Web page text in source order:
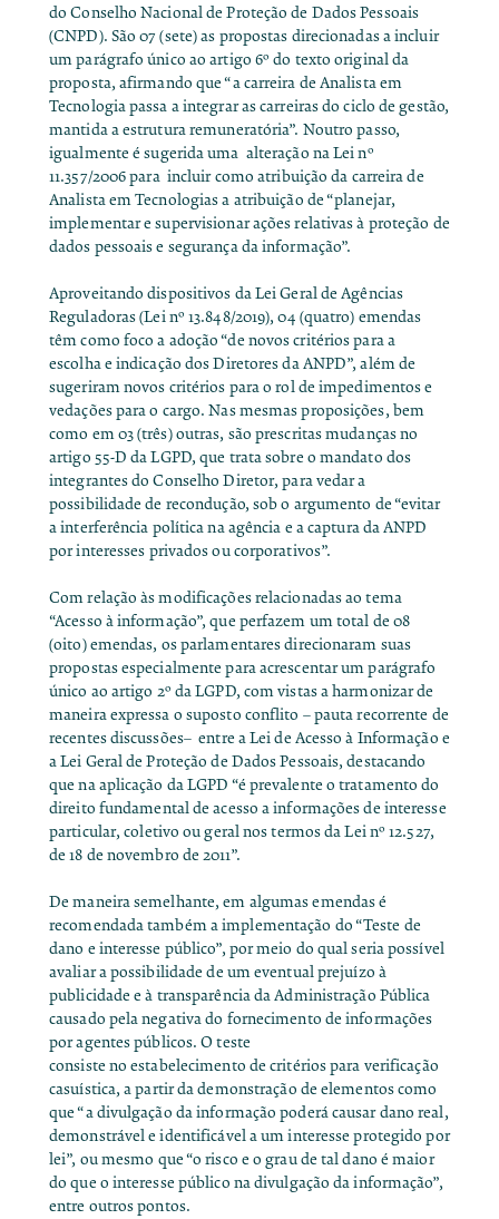
do Conselho Nacional de Proteção de Dados Pessoais
(CNPD). São 07 (sete) as propostas direcionadas a incluir
um parágrafo único ao artigo 6º do texto original da
proposta, afirmando que “a carreira de Analista em
Tecnologia passa a integrar as carreiras do ciclo de gestão,
mantida a estrutura remuneratória”. Noutro passo,
igualmente é sugerida uma alteração naLei nº
11.357/2006para incluir como atribuição da carreira de
Analista em Tecnologias a atribuição de “planejar,
implementar e supervisionar ações relativas à proteção de
dados pessoais e segurança da informação”.
Aproveitando dispositivos da Lei Geral de Agências
Reguladoras (Lei nº 13.848/2019), 04 (quatro) emendas
têm como foco a adoção “de novos critérios para a
escolha e indicação dos Diretores da ANPD”, além de
sugeriram novos critérios para o rol de impedimentos e
vedações para o cargo. Nas mesmas proposições, bem
como em 03 (três) outras, são prescritas mudanças no
artigo 55-D da LGPD, que trata sobre o mandato dos
integrantes do Conselho Diretor, para vedar a
possibilidade de recondução, sob o argumento de “evitar
a interferência política na agência e a captura da ANPD
por interesses privados ou corporativos”.
Com relação às modificações relacionadas ao tema
“Acesso à informação”, que perfazem um total de 08
(oito) emendas, os parlamentares direcionaram suas
propostas especialmente paraacrescentar um parágrafo
único ao artigo 2º da LGPD, com vistas a harmonizar de
maneira expressa o suposto conflito –pauta recorrente de
recentes discussões– entre a Lei de Acesso à Informação e
a Lei Geral de Proteção de Dados Pessoais, destacando
que na aplicação da LGPD “é prevalente o tratamento do
direito fundamental de acesso a informações de interesse
particular, coletivo ou geral nos termos da Lei nº 12.527,
de 18 de novembro de 2011”.
De maneira semelhante, em algumas emendas é
recomendada também a implementação do “Teste de
dano e interesse público”, por meio do qual seria possível
avaliar a possibilidade de um eventual prejuízo à
publicidade e à transparência da Administração Pública
causado pela negativa do fornecimento de informações
por agentes públicos. O teste
consiste no estabelecimento de critérios para verificação
casuística, a partir da demonstração de elementos como
que “a divulgação da informação poderá causar dano real,
demonstrável e identificável a um interesse protegido por
lei”, ou mesmo que “o risco e o grau de tal dano é maior
do que o interesse público na divulgação da informação”,
entre outros pontos.